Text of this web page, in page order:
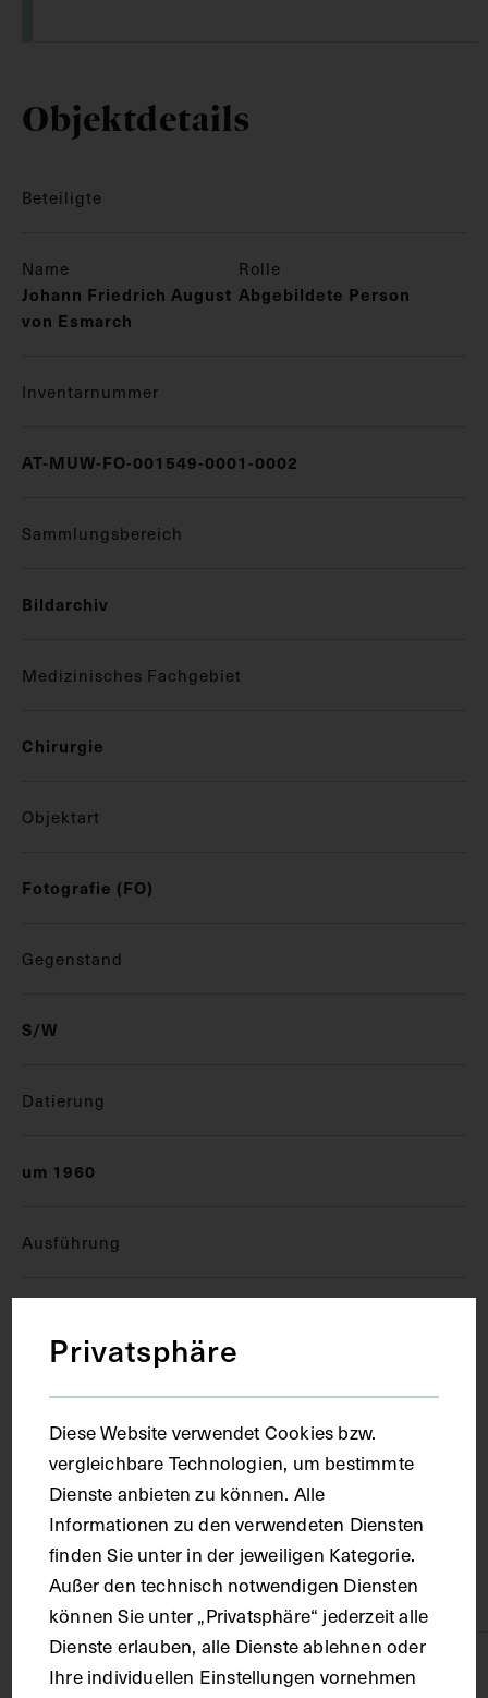
Objektdetails
Beteiligte
Name Rolle
Johann Friedrich August
von Esmarch
Abgebildete Person
Inventarnummer
AT-MUW-FO-001549-0001-0002
Sammlungsbereich
Bildarchiv
Medizinisches Fachgebiet
Chirurgie
Objektart
Fotografie (FO)
Gegenstand
S/W
Datierung
um 1960
Ausführung
Material
Karton
Technik
Privatsphäre
Diese Website verwendet Cookies bzw.
vergleichbare Technologien, um bestimmte
Dienste anbieten zu können. Alle
Informationen zu den verwendeten Diensten
finden Sie unter in der jeweiligen Kategorie.
Außer den technisch notwendigen Diensten
können Sie unter „Privatsphäre“ jederzeit alle
Dienste erlauben, alle Dienste ablehnen oder
Ihre individuellen Einstellungen vornehmen